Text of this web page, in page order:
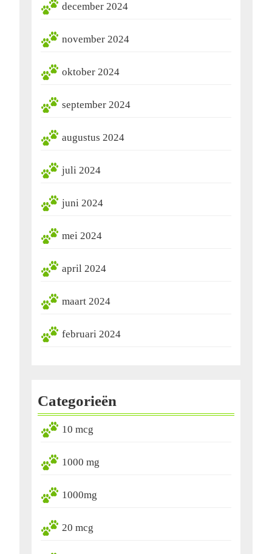
december 2024
november 2024
oktober 2024
september 2024
augustus 2024
juli 2024
juni 2024
mei 2024
april 2024
maart 2024
februari 2024
Categorieën
10 mcg
1000 mg
1000mg
20 mcg